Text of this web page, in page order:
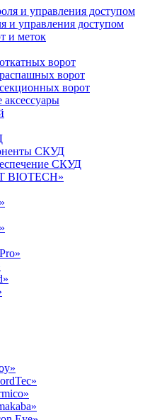
и управления доступом
и меток
ворот
ворот
ворот
СКУД
СКУД
BIOTECH»